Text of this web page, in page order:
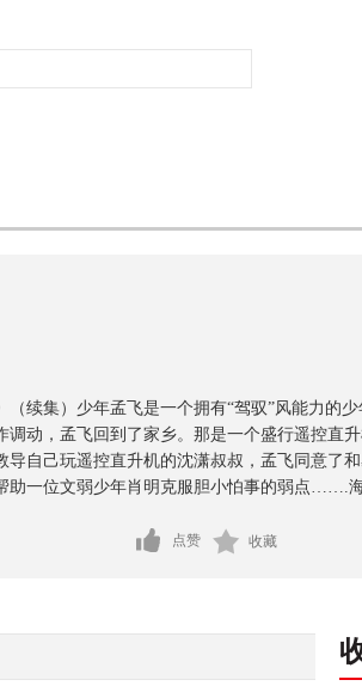
（续集）少年孟飞是一个拥有“驾驭”风能力的
调动，孟飞回到了家乡。那是一个盛行遥控直
导自己玩遥控直升机的沈潇叔叔，孟飞同意了
助一位文弱少年肖明克服胆小怕事的弱点…….
点赞 收藏